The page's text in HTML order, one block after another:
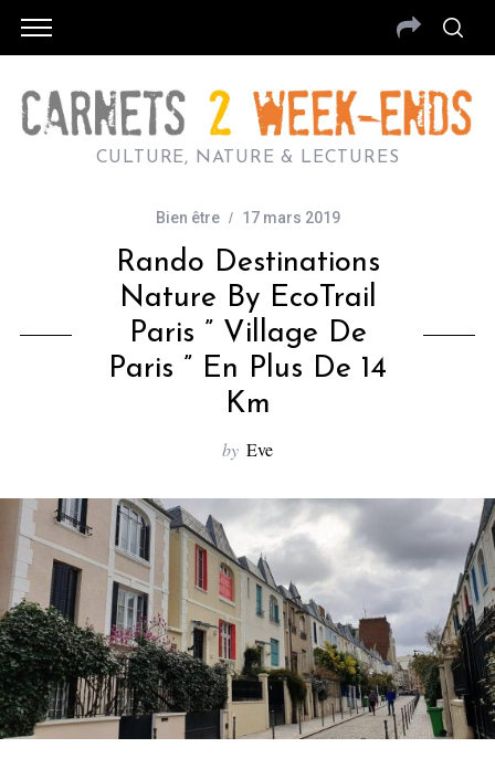
CULTURE, NATURE & LECTURES
Bien être 17 mars 2019
Rando Destinations
Nature By EcoTrail
Paris ” Village De
Paris ” En Plus De 14
Km
by Eve